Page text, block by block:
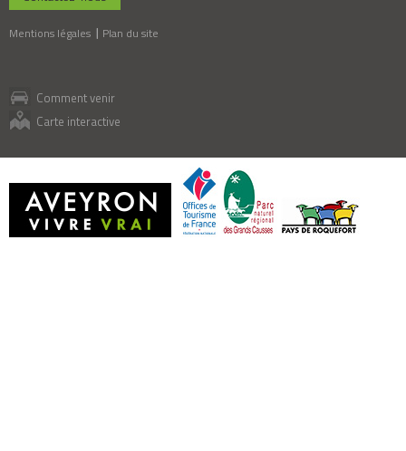
Mentions légales Plan du site
Comment venir
Carte interactive